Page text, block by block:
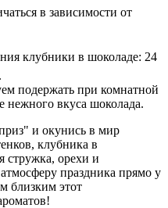
в зависимости от
клубники в шоколаде: 24
подержать при комнатной
нежного вкуса шоколада.
и окунись в мир
клубника в
стружка, орехи и
праздника прямо у
близким этот